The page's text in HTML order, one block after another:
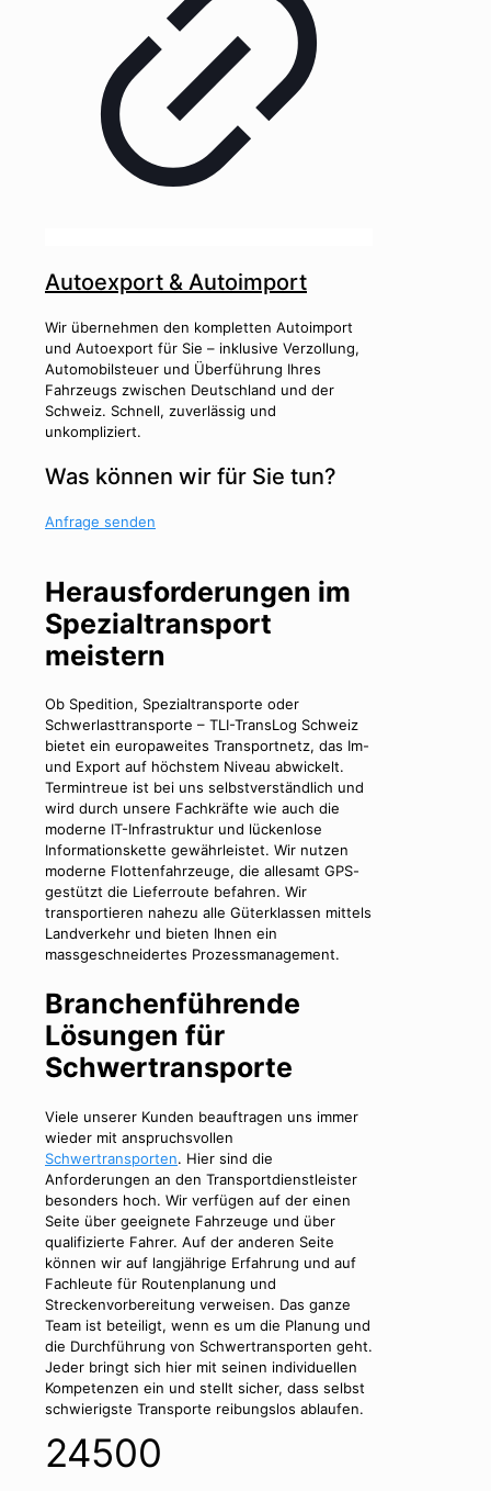
Autoexport & Autoimport
Wir übernehmen den kompletten Autoimport
und Autoexport für Sie – inklusive Verzollung,
Automobilsteuer und Überführung Ihres
Fahrzeugs zwischen Deutschland und der
Schweiz. Schnell, zuverlässig und
unkompliziert.
Was können wir für Sie tun?
Anfrage senden
Herausforderungen im
Spezialtransport
meistern
Ob Spedition, Spezialtransporte oder
Schwerlasttransporte – TLI-TransLog Schweiz
bietet ein europaweites Transportnetz, das Im-
und Export auf höchstem Niveau abwickelt.
Termintreue ist bei uns selbstverständlich und
wird durch unsere Fachkräfte wie auch die
moderne IT-Infrastruktur und lückenlose
Informationskette gewährleistet. Wir nutzen
moderne Flottenfahrzeuge, die allesamt GPS-
gestützt die Lieferroute befahren. Wir
transportieren nahezu alle Güterklassen mittels
Landverkehr und bieten Ihnen ein
massgeschneidertes Prozessmanagement.
Branchenführende
Lösungen für
Schwertransporte
Viele unserer Kunden beauftragen uns immer
wieder mit anspruchsvollen
Schwertransporten. Hier sind die
Anforderungen an den Transportdienstleister
besonders hoch. Wir verfügen auf der einen
Seite über geeignete Fahrzeuge und über
qualifizierte Fahrer. Auf der anderen Seite
können wir auf langjährige Erfahrung und auf
Fachleute für Routenplanung und
Streckenvorbereitung verweisen. Das ganze
Team ist beteiligt, wenn es um die Planung und
die Durchführung von Schwertransporten geht.
Jeder bringt sich hier mit seinen individuellen
Kompetenzen ein und stellt sicher, dass selbst
schwierigste Transporte reibungslos ablaufen.
24500